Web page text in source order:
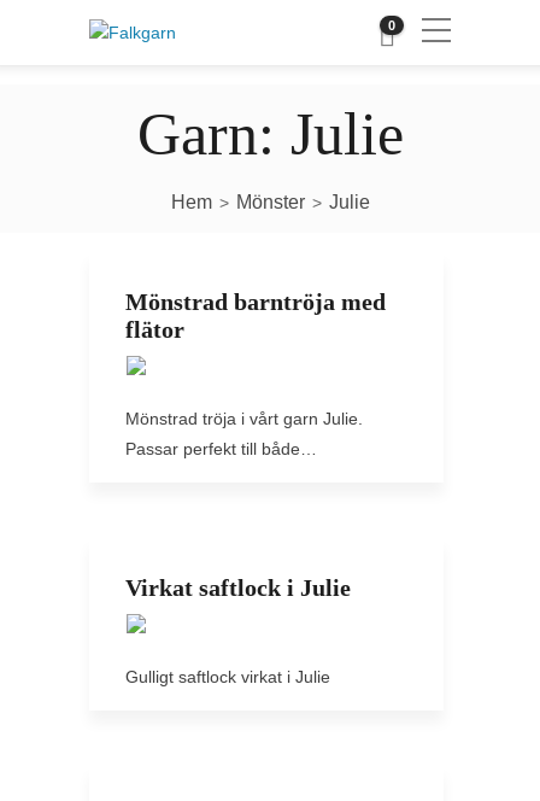
0
Garn: Julie
Hem > Mönster > Julie
Mönstrad barntröja med
flätor
Mönstrad tröja i vårt garn Julie.
Passar perfekt till både…
Virkat saftlock i Julie
Gulligt saftlock virkat i Julie